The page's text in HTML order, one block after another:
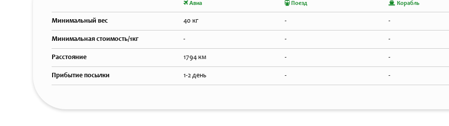
Авиа Поезд Корабль
Минимальный вес 40 кг - -
Минимальная стоимость/1кг - - -
Расстояние 1794 км - -
Прибытие посылки 1-2 день - -